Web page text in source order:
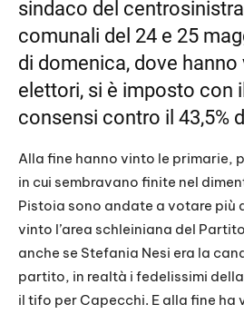
EMBED
sindaco del
comunali del 24 e 25
di domenica, dove
elettori, si è imposto con
consensi contro il 43,5%
Alla fine hanno vinto le primarie,
in cui sembravano finite nel
Pistoia sono andate a votare più
vinto l’area schleiniana del
anche se Stefania Nesi era la
partito, in realtà i fedelissimi
il tifo per Capecchi. E alla fine ha